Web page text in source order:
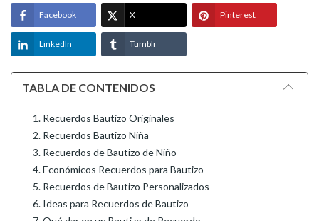
Facebook X Pinterest
LinkedIn Tumblr
TABLA DE CONTENIDOS
1. Recuerdos Bautizo Originales
2. Recuerdos Bautizo Niña
3. Recuerdos de Bautizo de Niño
4. Económicos Recuerdos para Bautizo
5. Recuerdos de Bautizo Personalizados
6. Ideas para Recuerdos de Bautizo